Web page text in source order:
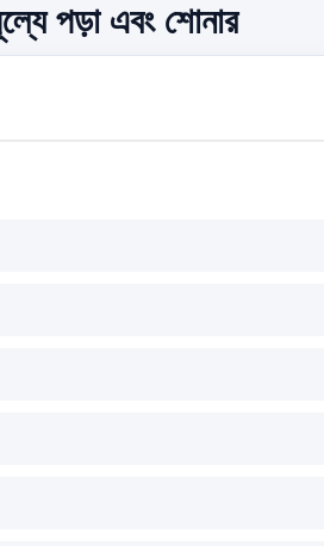
পড়া এবং শোনার